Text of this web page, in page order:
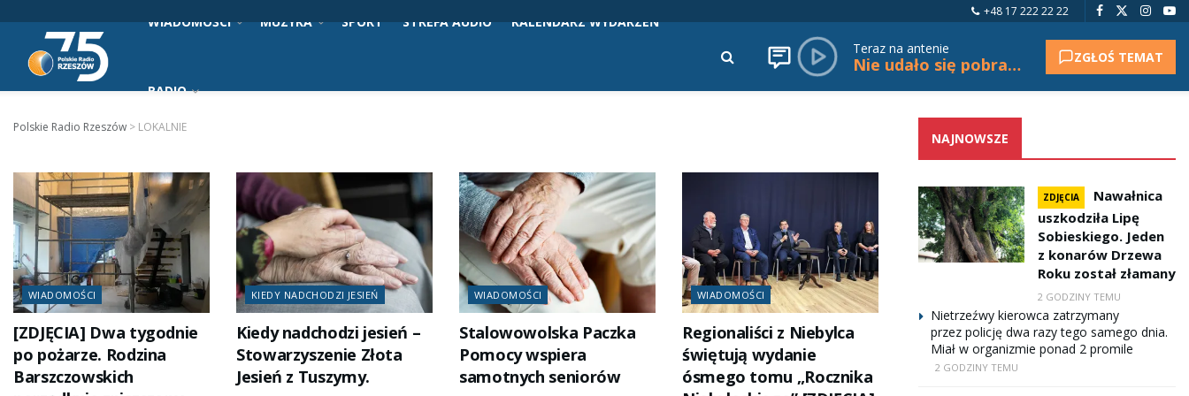
+48 17 222 22 22
WIADOMOŚCI MUZYKA SPORT STREFA AUDIO KALENDARZ WYDARZEŃ
RADIO
Teraz na antenie
Nie udało się pobrać tytułu. ZGŁOŚ TEMAT
Polskie Radio Rzeszów > LOKALNIE
WIADOMOŚCI
[ZDJĘCIA] Dwa tygodnie
po pożarze. Rodzina
Barszczowskich
KIEDY NADCHODZI JESIEŃ
Kiedy nadchodzi jesień –
Stowarzyszenie Złota
Jesień z Tuszymy.
WIADOMOŚCI
Stalowowolska Paczka
Pomocy wspiera
samotnych seniorów
WIADOMOŚCI
Regionaliści z Niebylca
świętują wydanie
ósmego tomu „Rocznika
NAJNOWSZE
ZDJĘCIA
Nawałnica
uszkodziła Lipę
Sobieskiego. Jeden
z konarów Drzewa
Roku został złamany
2 GODZINY TEMU
Nietrzeźwy kierowca zatrzymany
przez policję dwa razy tego samego dnia.
Miał w organizmie ponad 2 promile
2 GODZINY TEMU